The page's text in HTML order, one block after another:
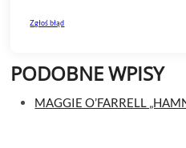
PODOBNE WPISY
MAGGIE O’FARRELL